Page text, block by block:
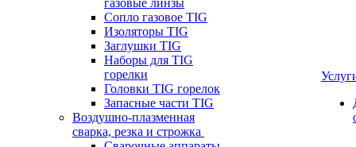
газовые линзы
Сопло газовое TIG
Изоляторы TIG
Заглушки TIG
Наборы для TIG
горелки
Головки TIG горелок
Запасные части TIG
Воздушно-плазменная
сварка, резка и строжка